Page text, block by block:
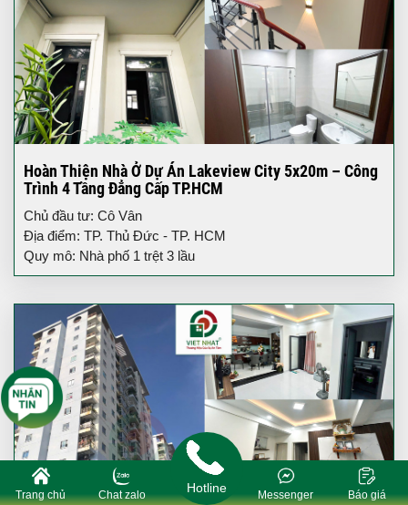
Hoàn Thiện Nhà Ở Dự Án Lakeview City 5x20m – Công
Trình 4 Tầng Đẳng Cấp TP.HCM
Chủ đầu tư: Cô Vân
Địa điểm: TP. Thủ Đức - TP. HCM
Quy mô: Nhà phố 1 trệt 3 lầu
Trang chủ Chat zalo Báo giá
Messenger
Hotline